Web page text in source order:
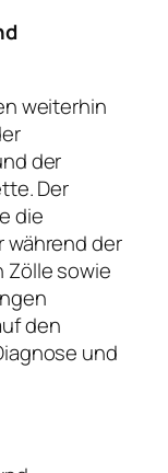
weiterhin
der
Der
die
während der
Zölle sowie
den
und